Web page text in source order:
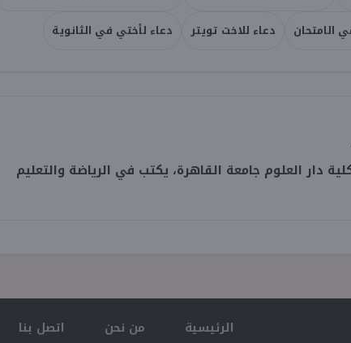
الامتحان
دعاء للاخت تويتر دعاء لأختي في الثانوية
دار العلوم جامعة القاهرة، يكتب في الرياضة والتعليم
الرئيسية من نحن اتصل بنا